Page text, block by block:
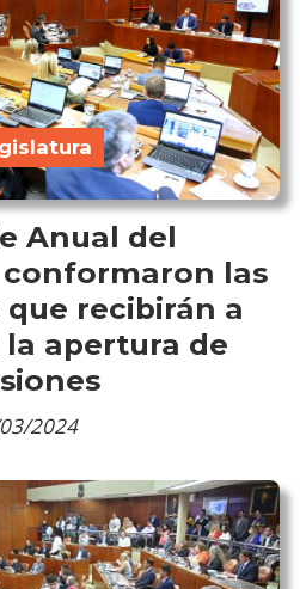
Anual del
las
recibirán a
apertura de
2024